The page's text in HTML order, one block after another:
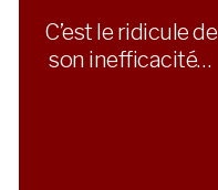
C’est le ridicule de
son inefficacité…